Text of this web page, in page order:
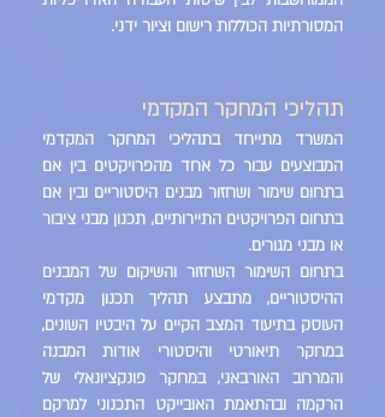
המסורתיות הכוללות רישום וציור ידני.
תהליכי המחקר המקדמי
המשרד מתייחד בתהליכי המחקר המקדמי
המבוצעים עבור כל אחד מהפרויקטים בין אם
בתחום שימור ושחזור מבנים היסטוריים ובין אם
בתחום הפרויקטים התיירותיים, תכנון מבני ציבור
או מבני מגורים.
בתחום השימור השחזור והשיקום של המבנים
ההיסטוריים, מתבצע תהליך תכנון מקדמי
העוסק בתיעוד המצב הקיים על היבטיו השונים,
במחקר תיאורטי והיסטורי אודות המבנה
והמרחב האורבאני, במחקר פונקציונאלי של
הרקמה ובהתאמת האובייקט התכנוני למרקם